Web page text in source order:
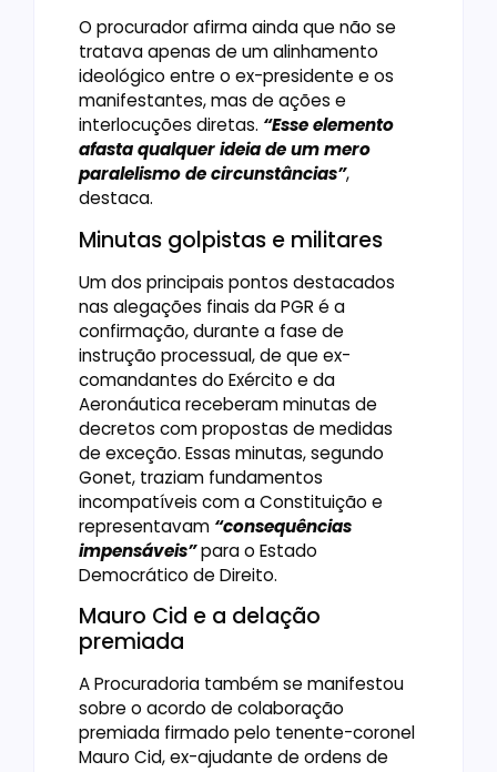
O procurador afirma ainda que não se
tratava apenas de um alinhamento
ideológico entre o ex-presidente e os
manifestantes, mas de ações e
interlocuções diretas. “Esse elemento
afasta qualquer ideia de um mero
paralelismo de circunstâncias”,
destaca.
Minutas golpistas e militares
Um dos principais pontos destacados
nas alegações finais da PGR é a
confirmação, durante a fase de
instrução processual, de que ex-
comandantes do Exército e da
Aeronáutica receberam minutas de
decretos com propostas de medidas
de exceção. Essas minutas, segundo
Gonet, traziam fundamentos
incompatíveis com a Constituição e
representavam “consequências
impensáveis”para o Estado
Democrático de Direito.
Mauro Cid e a delação
premiada
A Procuradoria também se manifestou
sobre o acordo de colaboração
premiada firmado pelo tenente-coronel
Mauro Cid, ex-ajudante de ordens de